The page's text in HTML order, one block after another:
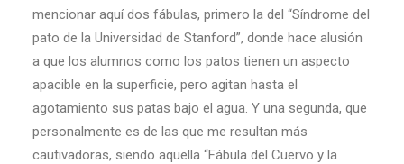
mencionar aquí dos fábulas, primero la del “Síndrome del
pato de la Universidad de Stanford”, donde hace alusión
a que los alumnos como los patos tienen un aspecto
apacible en la superficie, pero agitan hasta el
agotamiento sus patas bajo el agua. Y una segunda, que
personalmente es de las que me resultan más
cautivadoras, siendo aquella “Fábula del Cuervo y la